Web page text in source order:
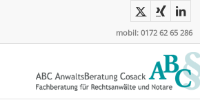
mobil: 0172 62 65 286